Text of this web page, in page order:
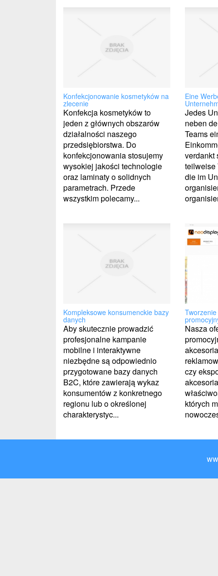
Konfekcjonowanie kosmetyków na
zlecenie
Konfekcja kosmetyków to
jeden z głównych obszarów
działalności naszego
przedsiębiorstwa. Do
konfekcjonowania stosujemy
wysokiej jakości technologie
oraz laminaty o solidnych
parametrach. Przede
wszystkim polecamy...
Eine
Jedes
neben
Teams
verdankt
teilweise
die im
Kompleksowe konsumenckie bazy
danych
Aby skutecznie prowadzić
profesjonalne kampanie
mobilne i interaktywne
niezbędne są odpowiednio
przygotowane bazy danych
B2C, które zawierają wykaz
konsumentów z konkretnego
regionu lub o określonej
charakterystyc...
Nasza
czy
których